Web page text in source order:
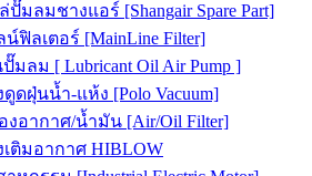
ปั๊มลมชางแอร์ [Shangair Spare Part]
น์ฟิลเตอร์ [MainLine Filter]
มลม [ Lubricant Oil Air Pump ]
ดูดฝุ่นน้ำ-แห้ง [Polo Vacuum]
งอากาศ/น้ำมัน [Air/Oil Filter]
เติมอากาศ HIBLOW